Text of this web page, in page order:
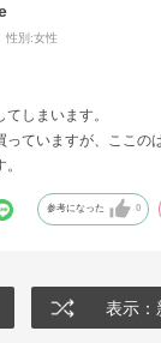
性別:女性
しまいます。
ていますが、ここの
参考になった 0
表示：